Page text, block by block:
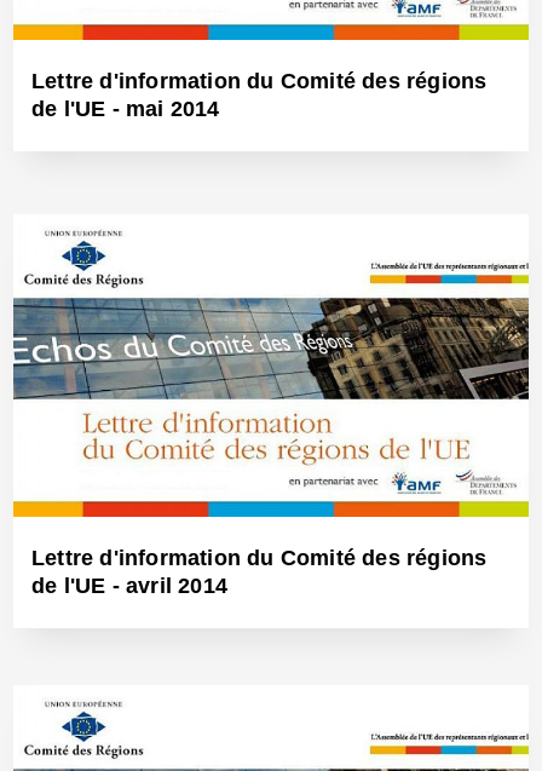
Lettre d'information du Comité des régions
de l'UE - mai 2014
3 Juin 2014 - Réf: BW12646
Lettre d'information du Comité des régions
de l'UE - avril 2014